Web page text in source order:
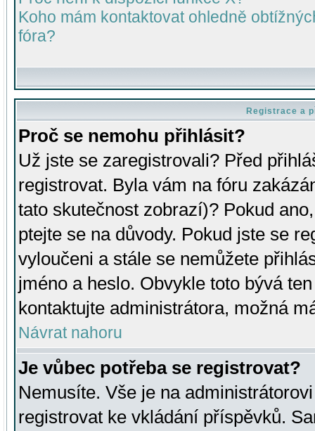
Koho mám kontaktovat ohledně
fóra?
Registrace a
Proč se nemohu přihlásit?
Už jste se zaregistrovali? Před
registrovat. Byla vám na fóru
tato skutečnost zobrazí)? Pokud
ptejte se na důvody. Pokud jste se
vyloučeni a stále se nemůžete
jméno a heslo. Obvykle toto bývá
kontaktujte administrátora, možná
Návrat nahoru
Je vůbec potřeba se registrovat?
Nemusíte. Vše je na
registrovat ke vkládání příspěvků.